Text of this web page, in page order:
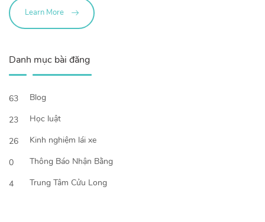
Learn More
Danh mục bài đăng
63
Blog
23
Học luật
26
Kinh nghiệm lái xe
0
Thông Báo Nhận Bằng
4
Trung Tâm Cửu Long